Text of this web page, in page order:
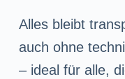
Alles bleibt
auch ohne
– ideal für alle,